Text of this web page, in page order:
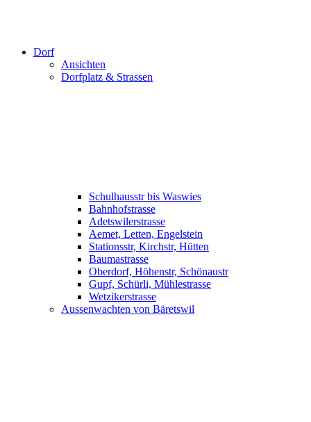
Dorf
Ansichten
Dorfplatz & Strassen
Schulhausstr bis Waswies
Bahnhofstrasse
Adetswilerstrasse
Aemet, Letten, Engelstein
Stationsstr, Kirchstr, Hütten
Baumastrasse
Oberdorf, Höhenstr, Schönaustr
Gupf, Schürli, Mühlestrasse
Wetzikerstrasse
Aussenwachten von Bäretswil